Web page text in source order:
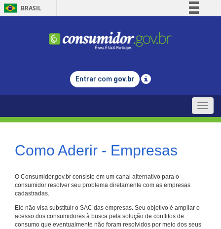
BRASIL
Comunica BR
Legislação
Entrar com gov.br
Toggle
Como Aderir - Empresas
O Consumidor.gov.br consiste em um canal alternativo para o
consumidor resolver seu problema diretamente com as empresas
cadastradas.
Ele não visa substituir o SAC das empresas. Seu objetivo é ampliar o
acesso dos consumidores à busca pela solução de conflitos de
consumo que eventualmente não foram resolvidos por meio dos seus